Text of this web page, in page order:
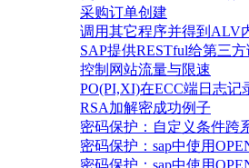
采购订单创建
调用其它程序并得到ALV
SAP提供RESTful给第三
控制网站流量与限速
PO(PI,XI)在ECC端日志记
RSA加解密成功例子
密码保护：自定义条件跨
密码保护：sap中使用